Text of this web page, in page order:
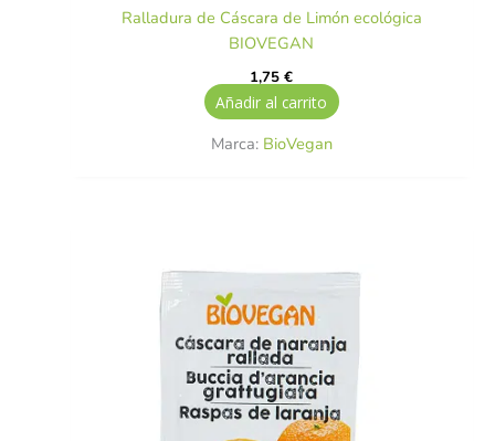
Ralladura de Cáscara de Limón ecológica
BIOVEGAN
1,75€
Añadir al carrito
Marca: BioVegan